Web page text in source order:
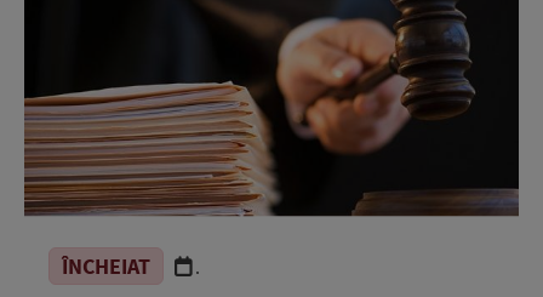
ÎNCHEIAT .
LIVE